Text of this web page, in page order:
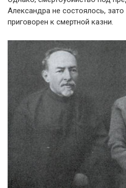
Александра не состоялось,
приговорен к смертной казни.